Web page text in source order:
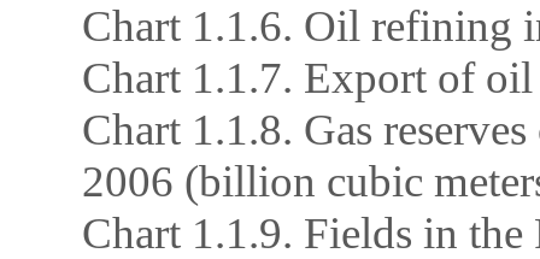
Chart 1.1.6. Oil refining
Chart 1.1.7. Export of
Chart 1.1.8. Gas
2006 (billion cubic
Chart 1.1.9. Fields in the